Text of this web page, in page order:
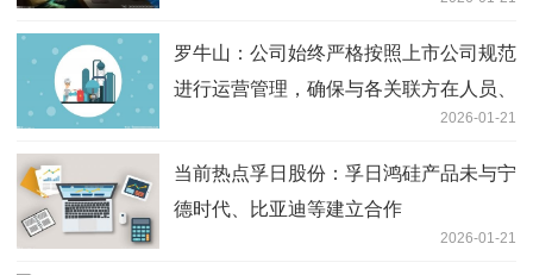
罗牛山：公司始终严格按照上市公司规范
进行运营管理，确保与各关联方在人员、
2026-01-21
当前热点孚日股份：孚日鸿硅产品未与宁
德时代、比亚迪等建立合作
2026-01-21